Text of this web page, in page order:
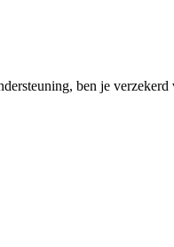
ben je